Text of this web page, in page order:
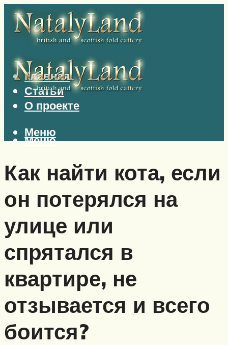
Главная
Статьи
О проекте
Меню
Меню
Как найти кота, если
он потерялся на
улице или
спрятался в
квартире, не
отзывается и всего
боится?